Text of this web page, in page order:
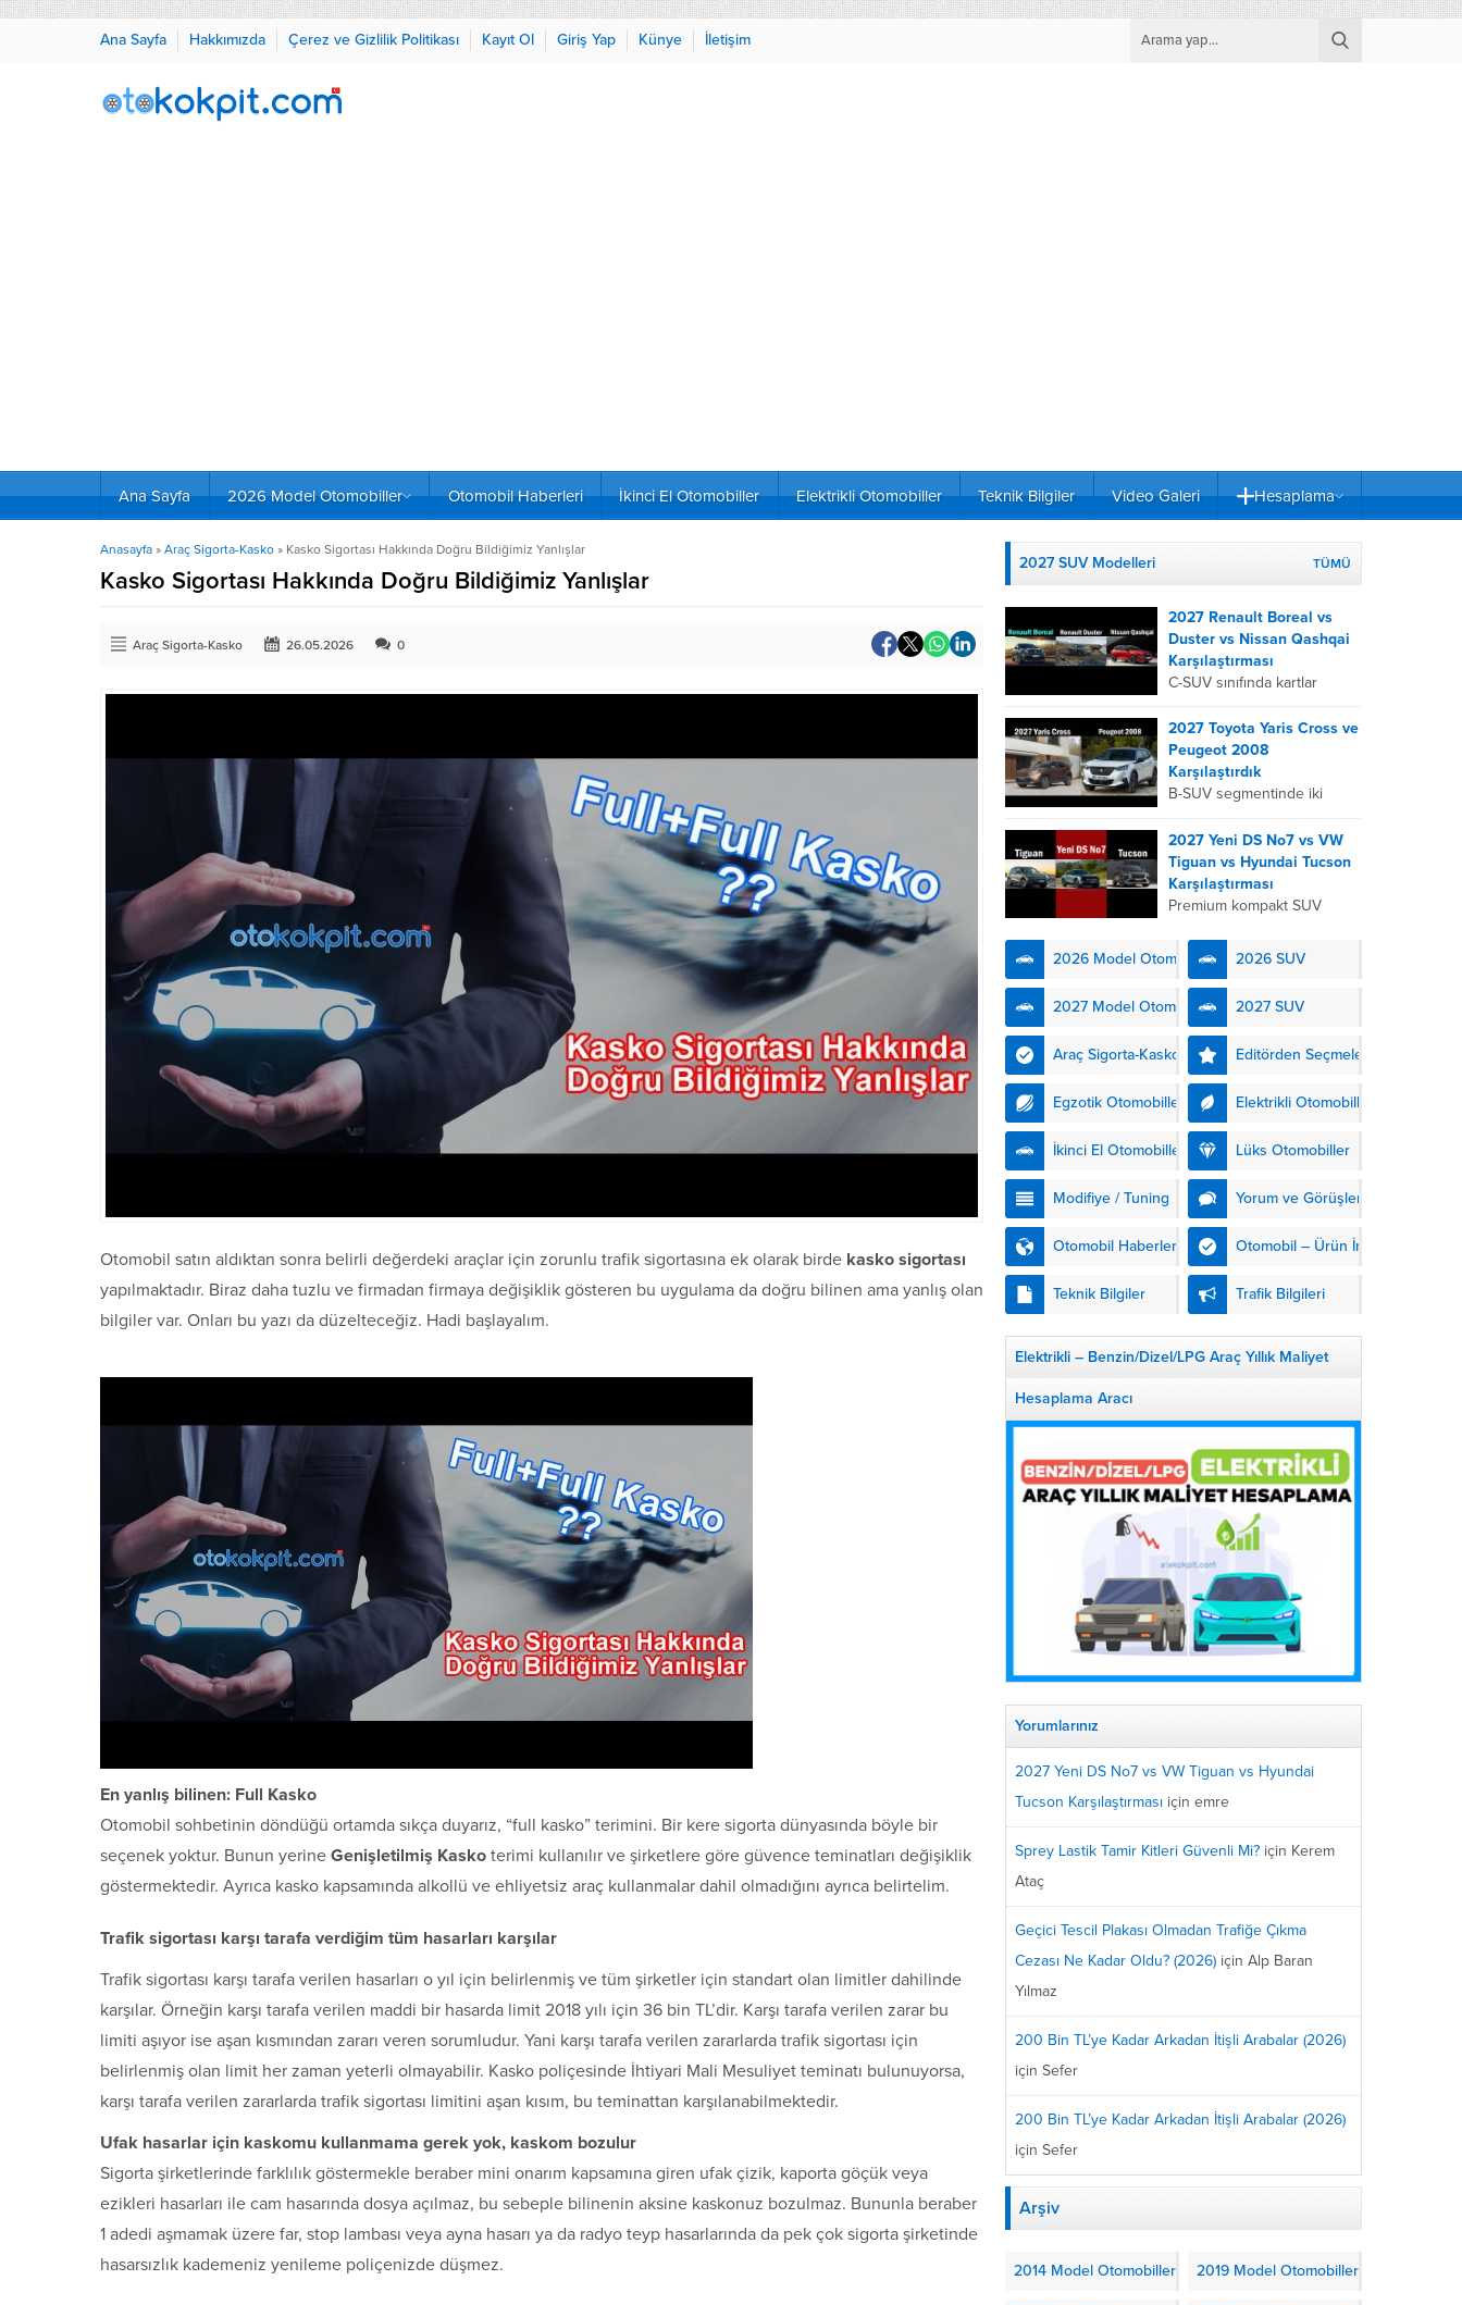
Ana Sayfa Hakkımızda Çerez ve Gizlilik Politikası Kayıt Ol Giriş Yap Künye İletişim
Ana Sayfa 2026 Model Otomobiller Otomobil Haberleri İkinci El Otomobiller Elektrikli Otomobiller Teknik Bilgiler Video Galeri Hesaplama
Anasayfa » Araç Sigorta-Kasko » Kasko Sigortası Hakkında Doğru Bildiğimiz Yanlışlar
Kasko Sigortası Hakkında Doğru Bildiğimiz Yanlışlar
Araç Sigorta-Kasko 26.05.2026 0
Otomobil satın aldıktan sonra belirli değerdeki araçlar için zorunlu trafik sigortasına ek olarak birde kasko sigortası
yapılmaktadır. Biraz daha tuzlu ve firmadan firmaya değişiklik gösteren bu uygulama da doğru bilinen ama yanlış olan
bilgiler var. Onları bu yazı da düzelteceğiz. Hadi başlayalım.
En yanlış bilinen: Full Kasko
Otomobil sohbetinin döndüğü ortamda sıkça duyarız, “full kasko” terimini. Bir kere sigorta dünyasında böyle bir
seçenek yoktur. Bunun yerine Genişletilmiş Kasko terimi kullanılır ve şirketlere göre güvence teminatları değişiklik
göstermektedir. Ayrıca kasko kapsamında alkollü ve ehliyetsiz araç kullanmalar dahil olmadığını ayrıca belirtelim.
Trafik sigortası karşı tarafa verdiğim tüm hasarları karşılar
Trafik sigortası karşı tarafa verilen hasarları o yıl için belirlenmiş ve tüm şirketler için standart olan limitler dahilinde
karşılar. Örneğin karşı tarafa verilen maddi bir hasarda limit 2018 yılı için 36 bin TL’dir. Karşı tarafa verilen zarar bu
limiti aşıyor ise aşan kısmından zararı veren sorumludur. Yani karşı tarafa verilen zararlarda trafik sigortası için
belirlenmiş olan limit her zaman yeterli olmayabilir. Kasko poliçesinde İhtiyari Mali Mesuliyet teminatı bulunuyorsa,
karşı tarafa verilen zararlarda trafik sigortası limitini aşan kısım, bu teminattan karşılanabilmektedir.
Ufak hasarlar için kaskomu kullanmama gerek yok, kaskom bozulur
Sigorta şirketlerinde farklılık göstermekle beraber mini onarım kapsamına giren ufak çizik, kaporta göçük veya
ezikleri hasarları ile cam hasarında dosya açılmaz, bu sebeple bilinenin aksine kaskonuz bozulmaz. Bununla beraber
1 adedi aşmamak üzere far, stop lambası veya ayna hasarı ya da radyo teyp hasarlarında da pek çok sigorta şirketinde
hasarsızlık kademeniz yenileme poliçenizde düşmez.
2027 SUV Modelleri TÜMÜ
2027 Renault Boreal vs
Duster vs Nissan Qashqai
Karşılaştırması
C-SUV sınıfında kartlar
yeniden dağıtıldı. 2027
Renault Boreal, Renault
Duster ve Nissan Qashqai;
her biri farklı bir sürüş
deneyimi, motor...
2027 Toyota Yaris Cross ve
Peugeot 2008
Karşılaştırdık
B-SUV segmentinde iki
önemli oyuncu olan 2027
Toyota Yaris
Cross ve Peugeot 2008,
farklı mühendislik
felsefeleriyle kullanıcıların
hibrit teknolojisindeki
uzmanlığını...
2027 Yeni DS No7 vs VW
Tiguan vs Hyundai Tucson
Karşılaştırması
Premium kompakt SUV
isteyen 2027 DS No7,
kendinden şarjlı hibrit
teknolojisiyle buluşturuyor.
DS Automobiles’in yeni...
2026 Model Otomobiller 2026 SUV
2027 Model Otomobiller 2027 SUV
Araç Sigorta-Kasko Editörden Seçmeler
Egzotik Otomobiller Elektrikli Otomobiller
İkinci El Otomobiller Lüks Otomobiller
Modifiye / Tuning Yorum ve Görüşler
Otomobil Haberleri Otomobil – Ürün İnceleme
Teknik Bilgiler Trafik Bilgileri
Elektrikli – Benzin/Dizel/LPG Araç Yıllık Maliyet
Hesaplama Aracı
Yorumlarınız
2027 Yeni DS No7 vs VW Tiguan vs Hyundai
Tucson Karşılaştırması için emre
Sprey Lastik Tamir Kitleri Güvenli Mi? için Kerem
Ataç
Geçici Tescil Plakası Olmadan Trafiğe Çıkma
Cezası Ne Kadar Oldu? (2026) için Alp Baran
Yılmaz
200 Bin TL’ye Kadar Arkadan İtişli Arabalar (2026)
için Sefer
200 Bin TL’ye Kadar Arkadan İtişli Arabalar (2026)
için Sefer
Arşiv
2014 Model Otomobiller 2019 Model Otomobiller